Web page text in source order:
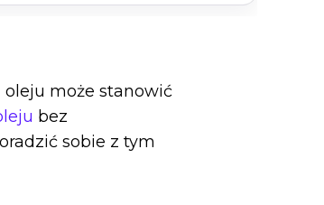
może stanowić
bez
sobie z tym